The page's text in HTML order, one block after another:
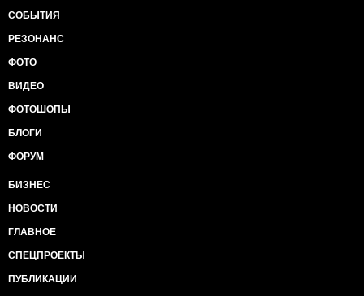
СОБЫТИЯ
РЕЗОНАНС
ФОТО
ВИДЕО
ФОТОШОПЫ
БЛОГИ
ФОРУМ
БИЗНЕС
НОВОСТИ
ГЛАВНОЕ
СПЕЦПРОЕКТЫ
ПУБЛИКАЦИИ